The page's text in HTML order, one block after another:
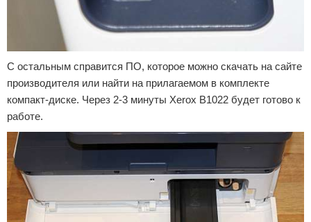
С остальным справится ПО, которое можно скачать на сайте
производителя или найти на прилагаемом в комплекте
компакт-диске. Через 2-3 минуты Xerox B1022 будет готово к
работе.